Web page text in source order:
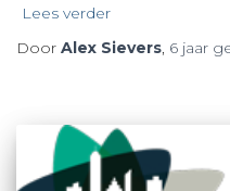
Lees verder
Door Alex Sievers 6 jaar